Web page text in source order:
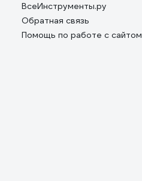
ВсеИнструменты.ру
Обратная связь
Помощь по работе с сайтом